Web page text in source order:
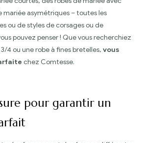
mariée asymétriques – toutes les
ou de styles de corsages ou de
pouvez penser ! Que vous recherchiez
4 ou une robe à fines bretelles, vous
chez Comtesse.
pour garantir un